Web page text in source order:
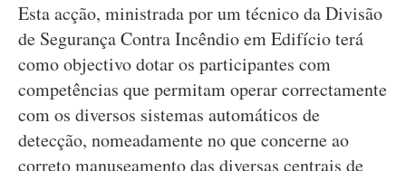
Esta acção, ministrada por um técnico da Divisão
de Segurança Contra Incêndio em Edifício terá
como objectivo dotar os participantes com
competências que permitam operar correctamente
com os diversos sistemas automáticos de
detecção, nomeadamente no que concerne ao
correto manuseamento das diversas centrais de